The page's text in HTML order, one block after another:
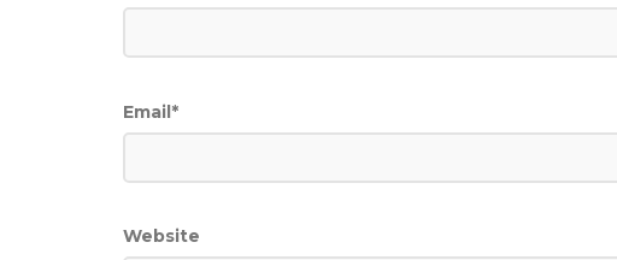
Email*
Website